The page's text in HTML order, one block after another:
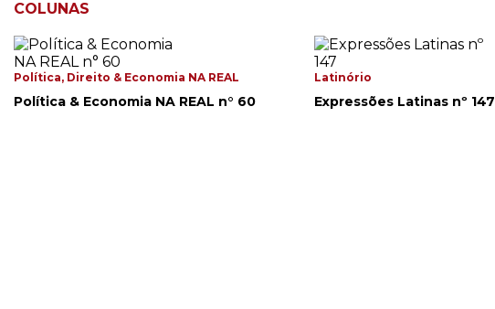
COLUNAS
Política, Direito & Economia NA REAL
Política & Economia NA REAL n° 60
Latinório
Expressões Latinas nº 147